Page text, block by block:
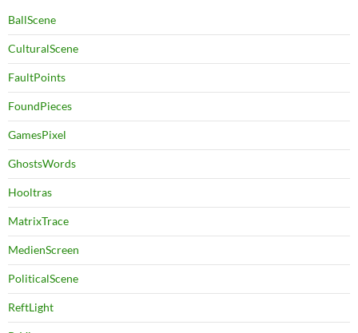
BallScene
CulturalScene
FaultPoints
FoundPieces
GamesPixel
GhostsWords
Hooltras
MatrixTrace
MedienScreen
PoliticalScene
ReftLight